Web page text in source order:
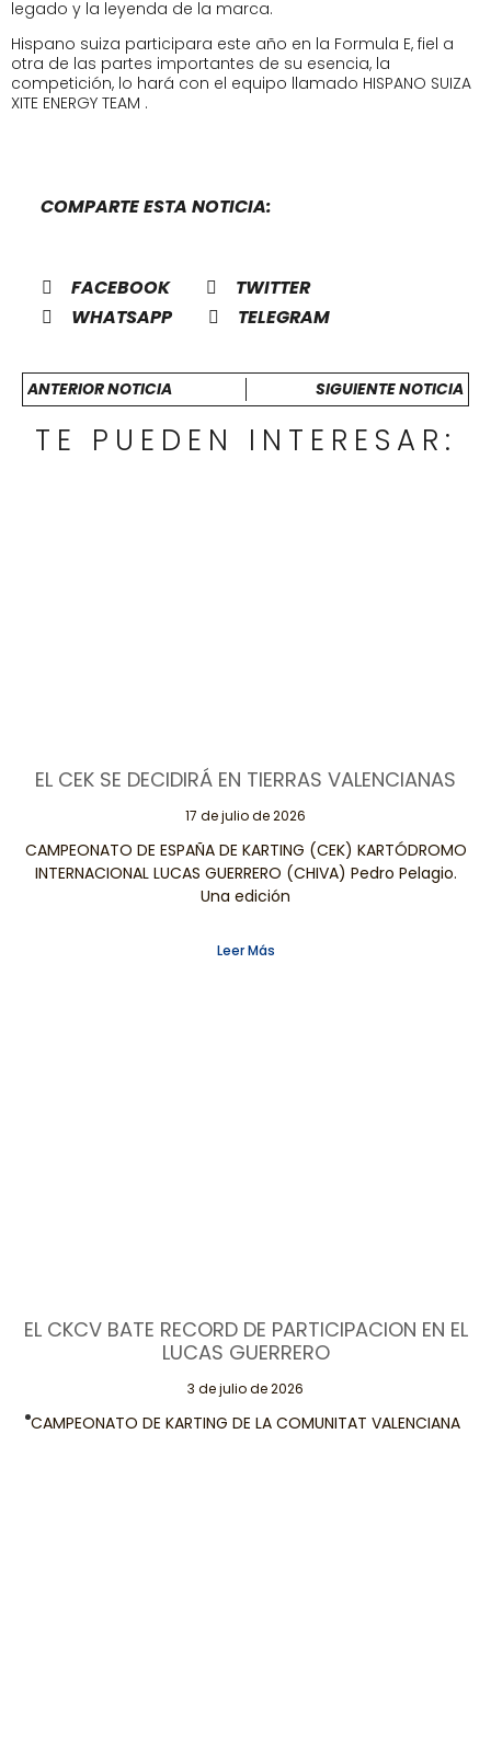
legado y la leyenda de la marca.
Hispano suiza participara este año en la Formula E, fiel a
otra de las partes importantes de su esencia, la
competición, lo hará con el equipo llamado HISPANO SUIZA
XITE ENERGY TEAM .
COMPARTE ESTA NOTICIA:
FACEBOOK
TWITTER
WHATSAPP
TELEGRAM
ANTERIOR NOTICIA SIGUIENTE NOTICIA
TE PUEDEN INTERESAR:
EL CEK SE DECIDIRÁ EN TIERRAS VALENCIANAS
17 de julio de 2026
CAMPEONATO DE ESPAÑA DE KARTING (CEK) KARTÓDROMO
INTERNACIONAL LUCAS GUERRERO (CHIVA) Pedro Pelagio.
Una edición
Leer Más
EL CKCV BATE RECORD DE PARTICIPACION EN EL
LUCAS GUERRERO
3 de julio de 2026
CAMPEONATO DE KARTING DE LA COMUNITAT VALENCIANA